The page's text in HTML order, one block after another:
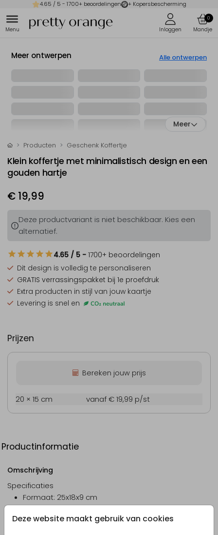
4.65 / 5 - 1700+ beoordelingen + Kopersbescherming
0
Deze website maakt gebruik van cookies
Meer ontwerpen Alle ontwerpen
Meer
Producten Geschenk Koffertje
Klein koffertje met minimalistisch design en een
gouden hartje
€ 19,99
Deze productvariant is niet beschikbaar. Kies een
alternatief.
4.65 / 5 - 1700+ beoordelingen
Dit design is volledig te personaliseren
GRATIS verrassingspakket bij 1e proefdruk
Extra producten in stijl van jouw kaartje
Levering is snel en
Prijzen
Bereken jouw prijs
20 × 15 cm vanaf € 19,99 p/st
Productinformatie
Omschrijving
Specificaties
Formaat: 25x18x9 cm
Gemaakt van stevig karton
Met (wit) handvat en sluiting van metaal